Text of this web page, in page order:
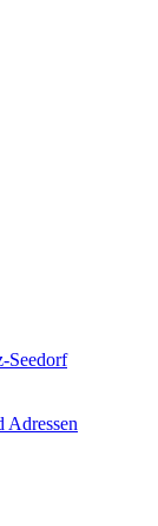
Seedorf
Adressen